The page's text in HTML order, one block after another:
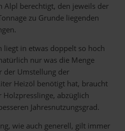
Alpl berechtigt, den jeweils der
zu Grunde liegenden
liegt in etwas doppelt so hoch
nur was die Menge
der Umstellung der
Heizöl benötigt hat, braucht
abzüglich
Jahresnutzungsgrad.
wie auch generell, gilt immer